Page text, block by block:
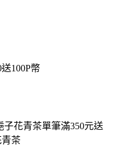
100P幣
子花青茶單筆滿350元送
青茶